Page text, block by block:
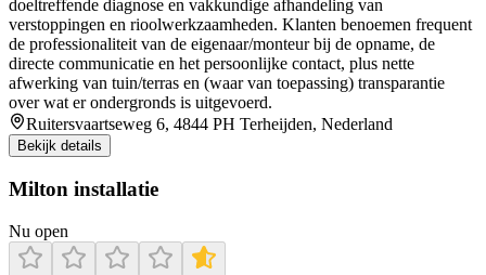
doeltreffende diagnose en vakkundige afhandeling van
verstoppingen en rioolwerkzaamheden. Klanten benoemen frequent
de professionaliteit van de eigenaar/monteur bij de opname, de
directe communicatie en het persoonlijke contact, plus nette
afwerking van tuin/terras en (waar van toepassing) transparantie
over wat er ondergronds is uitgevoerd.
Ruitersvaartseweg 6, 4844 PH Terheijden, Nederland
Bekijk details
Milton installatie
Nu open